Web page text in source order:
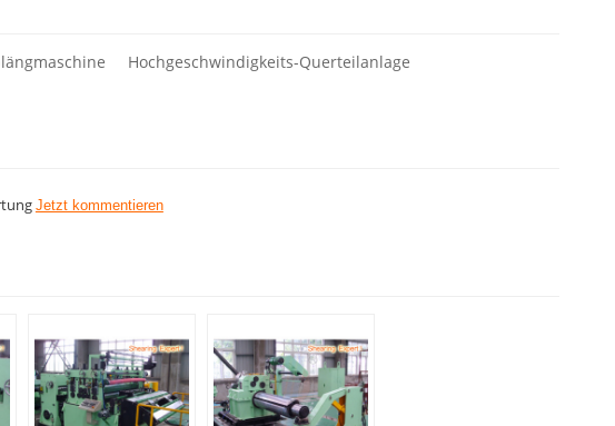
Hochgeschwindigkeits-Querteilanlage
Jetzt kommentieren